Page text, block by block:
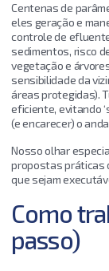
Centenas de
eles geração e
controle de
sedimentos, risco
vegetação e
sensibilidade da
áreas protegidas).
eficiente, evitando
(e encarecer) o
Nosso olhar
propostas práticas
que sejam
Como
passo)